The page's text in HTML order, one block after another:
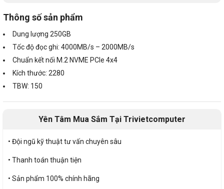
Thông số sản phẩm
Dung lượng 250GB
Tốc độ đọc ghi: 4000MB/s – 2000MB/s
Chuẩn kết nối M.2 NVME PCIe 4x4
Kích thước: 2280
TBW: 150
Yên Tâm Mua Sắm Tại Trivietcomputer
• Đội ngũ kỹ thuật tư vấn chuyên sâu
• Thanh toán thuận tiện
• Sản phẩm 100% chính hãng